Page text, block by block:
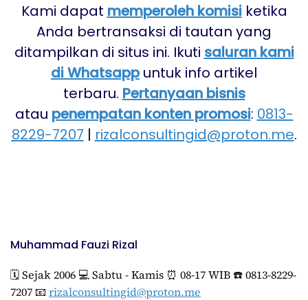
Kami dapat memperoleh komisiketika
Anda bertransaksi di tautan yang
ditampilkan di situs ini. Ikuti saluran kami
di Whatsapp untuk info artikel
terbaru. Pertanyaan bisnis
atau penempatan konten promosi: 0813-
8229-7207 | rizalconsultingid@proton.me.
Muhammad Fauzi Rizal
🗓️ Sejak 2006 💻 Sabtu - Kamis ⏰ 08-17 WIB ☎️ 0813-8229-
7207 📧 rizalconsultingid@proton.me